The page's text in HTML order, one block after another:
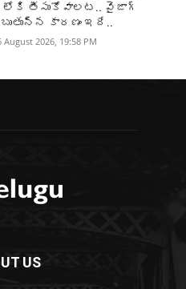
తీసుకోవాలట.. వైజాగ్
కారణం ఇదే..
August 2026, 19:58 PM
US